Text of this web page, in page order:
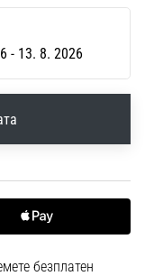
- 13. 8. 2026
безплатен